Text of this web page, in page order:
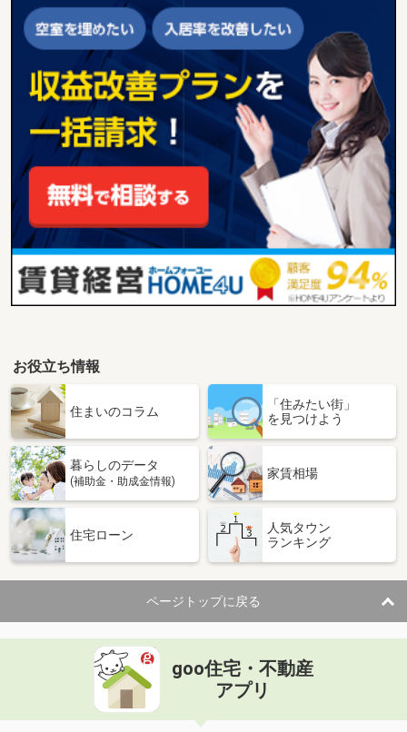
お役立ち情報
住まいのコラム
「住みたい街」
を見つけよう
暮らしのデータ
(補助金・助成金情報)
家賃相場
住宅ローン
人気タウン
ランキング
ページトップに戻る
goo住宅・不動産
アプリ